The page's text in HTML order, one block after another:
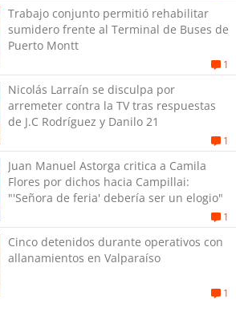
Trabajo conjunto permitió rehabilitar
sumidero frente al Terminal de Buses de
Puerto Montt
1
Nicolás Larraín se disculpa por
arremeter contra la TV tras respuestas
de J.C Rodríguez y Danilo 21
1
Juan Manuel Astorga critica a Camila
Flores por dichos hacia Campillai:
"'Señora de feria' debería ser un elogio"
1
Cinco detenidos durante operativos con
allanamientos en Valparaíso
1